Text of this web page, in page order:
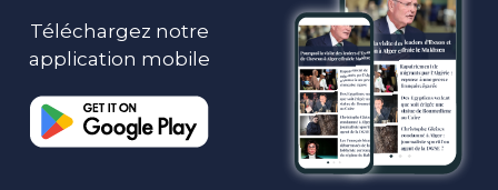
Téléchargez notre
application mobile